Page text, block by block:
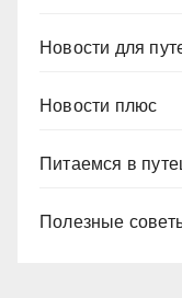
Новости для
Новости плюс
Питаемся в
Полезные